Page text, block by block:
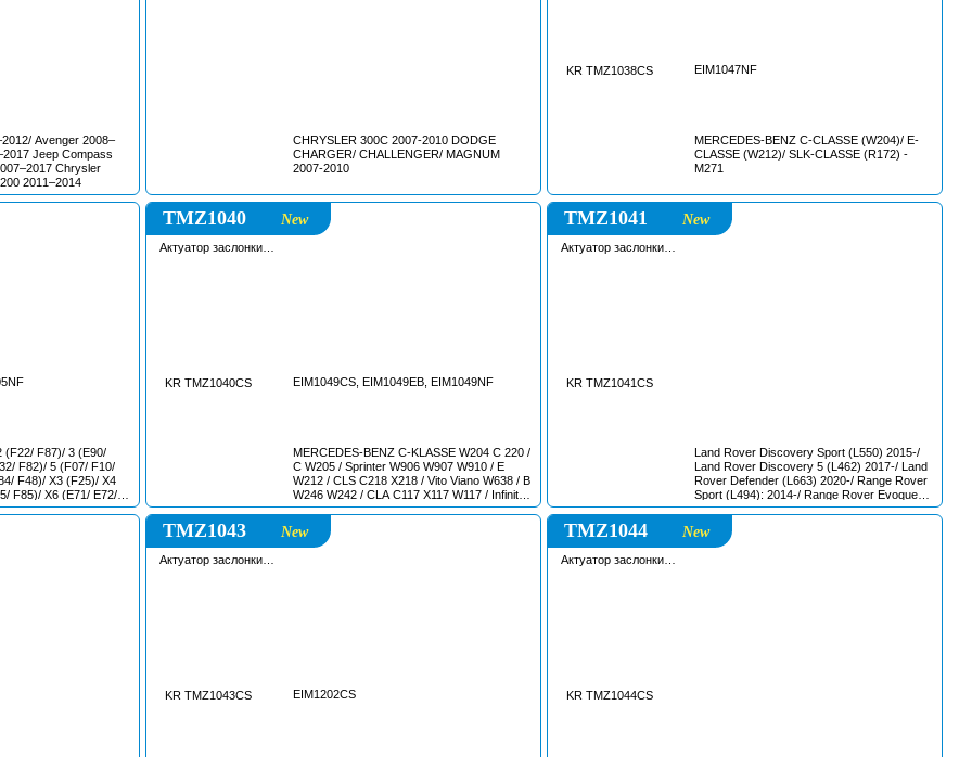
Avenger 2008–
Jeep Compass
Chrysler
2011–2014
CHRYSLER 300C 2007-2010 DODGE
CHARGER/ CHALLENGER/ MAGNUM
2007-2010
KR TMZ1038CS EIM1047NF
MERCEDES-BENZ C-CLASSE (W204)/ E-
CLASSE (W212)/ SLK-CLASSE (R172) -
M271
5 (F07/ F10/
F48)/ X3 (F25)/ X4
F85)/ X6 (E71/ E72/
(F54)/ HATCH III
TMZ1040 New
Актуатор заслонки
KR TMZ1040CS EIM1049CS, EIM1049EB, EIM1049NF
MERCEDES-BENZ C-KLASSE W204 C 220 /
C W205 / Sprinter W906 W907 W910 / E
W212 / CLS C218 X218 / Vito Viano W638 / B
W246 W242 / CLA C117 X117 W117 / Infiniti
Q70 Y51 / Q50 / Q30 / JEEP COMPASS/
TMZ1041 New
Актуатор заслонки
KR TMZ1041CS
Land Rover Discovery Sport (L550) 2015-/
Land Rover Discovery 5 (L462) 2017-/ Land
Rover Defender (L663) 2020-/ Range Rover
Sport (L494): 2014-/ Range Rover Evoque
(L538/L551) 2012-/ Range Rover Velar
(X761)
TMZ1043 New
Актуатор заслонки
KR TMZ1043CS EIM1202CS
TMZ1044 New
Актуатор заслонки
KR TMZ1044CS